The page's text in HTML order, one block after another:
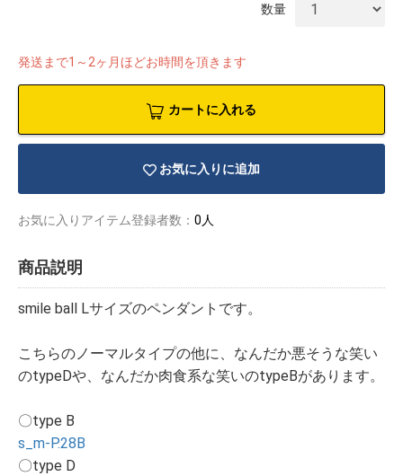
数量
発送まで1～2ヶ月ほどお時間を頂きます
カートに入れる
お気に入りに追加
お気に入りアイテム登録者数： 0人
商品説明
smile ball Lサイズのペンダントです。
こちらのノーマルタイプの他に、なんだか悪そうな笑い
のtypeDや、なんだか肉食系な笑いのtypeBがあります。
〇type B
s_m-P.28B
〇type D
ーター
ッズ